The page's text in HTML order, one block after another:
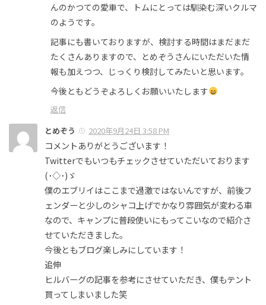
んのかつての愛車で、トムにとっては馴染む深いクルマ
のようです。
記事にも書いておりますが、検討する時間はまだまだ
たくさんありますので、とめぞうさんにいただいた情
報も加えつつ、じっくり検討してみたいと思います。
今後ともどうぞよろしくお願いいたします
返信
とめぞう
2020年9月24日 3:58 PM
コメントありがとうございます！
Twitterでもいつもチェックさせていただいております
(･◇･)ゞ
僕のエブリイはここまで過激ではないんですが、前後フ
ェンダーと少しのシャコ上げでかなり雰囲気が変わる車
なので、キャンプに普段使いにもってこいなので紹介さ
せていただきました。
今後ともブログ楽しみにしています！
追伸
ヒルバーグの記事を参考にさせていただき、僕もテント
買ってしまいました笑